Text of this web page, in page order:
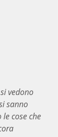
vedono
sanno
cose che